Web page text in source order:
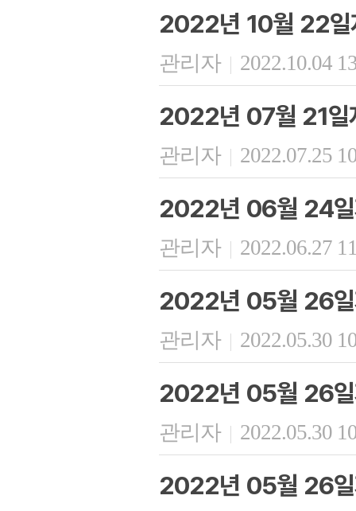
2022년 10월 22일
관리자 | 2022.10.04
2022년 07월 21일
관리자 | 2022.07.25
2022년 06월 24일
관리자 | 2022.06.27
2022년 05월 26일
관리자 | 2022.05.30
2022년 05월 26일
관리자 | 2022.05.30
2022년 05월 26일